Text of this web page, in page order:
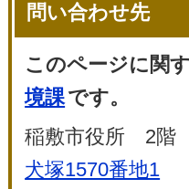
問い合わせ先
このページに関
境課です。
稲敷市役所 2
犬塚1570番地1